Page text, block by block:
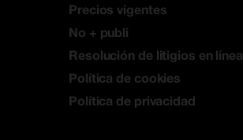
Precios vigentes
No + publi
Resolución de litigios en línea
Política de cookies
Política de privacidad